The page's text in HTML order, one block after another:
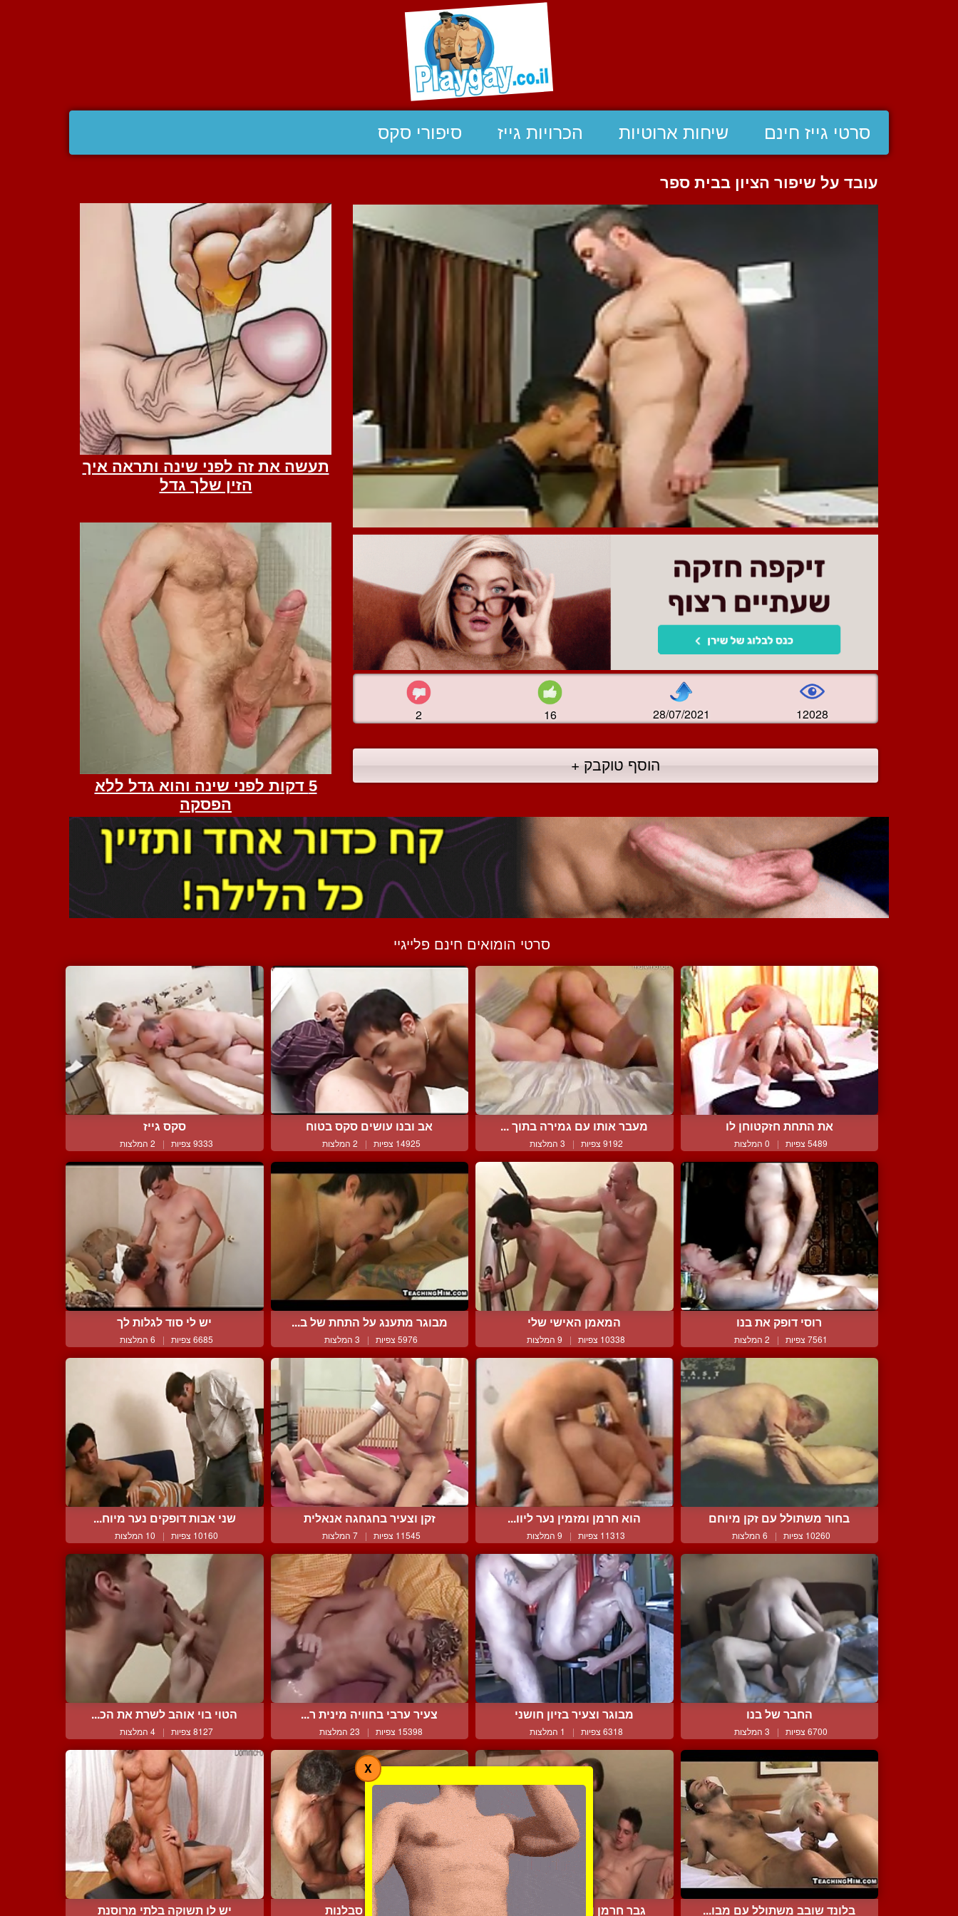
סרטי גייז חינם שיחות ארוטיות הכרויות גייז סיפורי סקס
עובד על שיפור הציון בבית ספר
2 16 28/07/2021 12028
הוסף טוקבק +
סרטי הומואים חינם פלייגיי
את התחת חזקטוחן לו
5489 צפיות | 0 המלצות
מעבר אותו עם גמירה בתוך ...
9192 צפיות | 3 המלצות
אב ובנו עושים סקס בטוח
14925 צפיות | 2 המלצות
סקס גייז
9333 צפיות | 2 המלצות
רוסי דופק את בנו
7561 צפיות | 2 המלצות
המאמן האישי שלי
10338 צפיות | 9 המלצות
מבוגר מתענג על התחת של ב...
5976 צפיות | 3 המלצות
יש לי סוד לגלות לך
6685 צפיות | 6 המלצות
בחור משתולל עם זקן מיוחם
10260 צפיות | 6 המלצות
הוא חרמן ומזמין נער ליוו...
11313 צפיות | 9 המלצות
זקן וצעיר בחגחגה אנאלית
11545 צפיות | 7 המלצות
שני אבות דופקים נער מיוח...
10160 צפיות | 10 המלצות
החבר של בנו
6700 צפיות | 3 המלצות
מבוגר וצעיר בזיון חושני
6318 צפיות | 1 המלצות
צעיר ערבי בחוויה מינית ר...
15398 צפיות | 23 המלצות
הטוי בוי אוהב לשרת את הכ...
8127 צפיות | 4 המלצות
בלונד שובב משתולל עם מבו... גבר חרמן ושני צעירים שוב... אבא חסר סבלנות יש לו תשוקה בלתי מרוסנת
X